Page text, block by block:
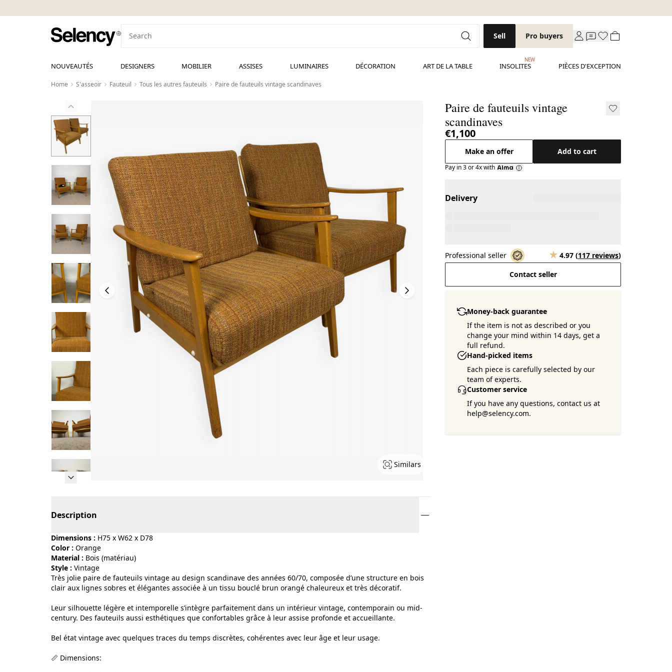
Sell Pro buyers
NOUVEAUTÉS DESIGNERS MOBILIER ASSISES LUMINAIRES DÉCORATION ART DE LA TABLE INSOLITES
NEW
PIÈCES D'EXCEPTION
Home S'asseoir Fauteuil Tous les autres fauteuils Paire de fauteuils vintage scandinaves
Similars
Paire de fauteuils vintage
scandinaves
€1,100
Make an offer Add to cart
Pay in 3 or 4x with
Delivery
Professional seller 4.97 (117 reviews)
Contact seller
Money-back guarantee
If the item is not as described or you
change your mind within 14 days, get a
full refund.
Hand-picked items
Each piece is carefully selected by our
team of experts.
Customer service
If you have any questions, contact us at
help@selency.com.
Description
Dimensions : H75 x W62 x D78
Color :
orange
Material :
bois (matériau)
Style :
vintage
Très jolie paire de fauteuils vintage au design scandinave des années 60/70, composée d’une structure en bois
clair aux lignes sobres et élégantes associée à un tissu bouclé brun orangé chaleureux et très décoratif.
Leur silhouette légère et intemporelle s’intègre parfaitement dans un intérieur vintage, contemporain ou mid-
century. Des fauteuils aussi esthétiques que confortables grâce à leur assise profonde et accueillante.
Bel état vintage avec quelques traces du temps discrètes, cohérentes avec leur âge et leur usage.
📏 Dimensions: